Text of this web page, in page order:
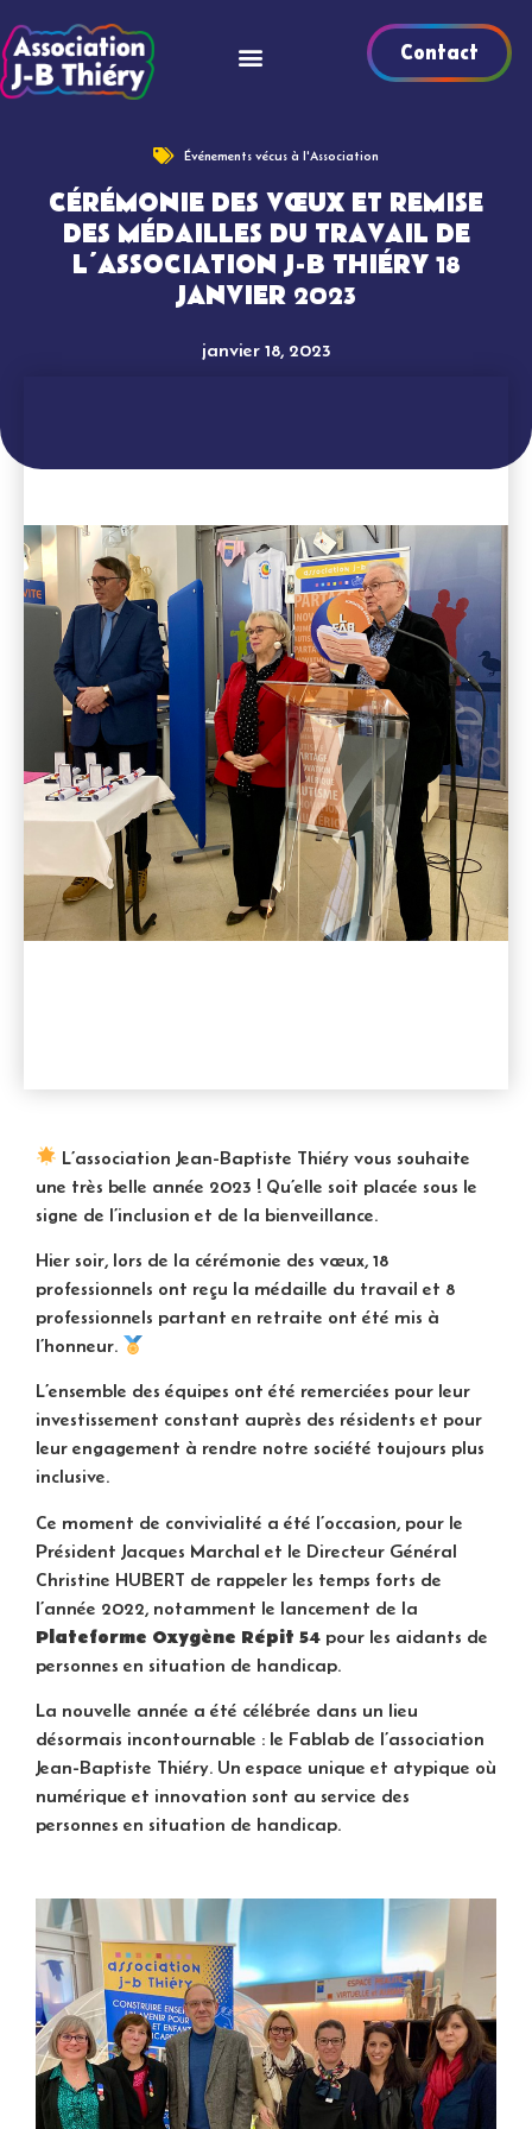
Contact
Événements vécus à l'Association
CÉRÉMONIE DES VŒUX ET REMISE
DES MÉDAILLES DU TRAVAIL DE
L’ASSOCIATION J-B THIÉRY 18
JANVIER 2023
janvier 18, 2023
L’association Jean-Baptiste Thiéry vous souhaite
une très belle année 2023 ! Qu’elle soit placée sous le
signe de l’inclusion et de la bienveillance.
Hier soir, lors de la cérémonie des vœux, 18
professionnels ont reçu la médaille du travail et 8
professionnels partant en retraite ont été mis à
l’honneur.
L’ensemble des équipes ont été remerciées pour leur
investissement constant auprès des résidents et pour
leur engagement à rendre notre société toujours plus
inclusive.
Ce moment de convivialité a été l’occasion, pour le
Président Jacques Marchal et le Directeur Général
Christine HUBERT de rappeler les temps forts de
l’année 2022, notamment le lancement de la
Plateforme Oxygène Répit 54 pour les aidants de
personnes en situation de handicap.
La nouvelle année a été célébrée dans un lieu
désormais incontournable : le Fablab de l’association
Jean-Baptiste Thiéry. Un espace unique et atypique où
numérique et innovation sont au service des
personnes en situation de handicap.